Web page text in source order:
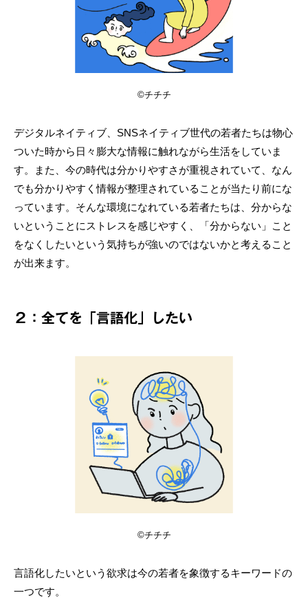
©チチチ
デジタルネイティブ、SNSネイティブ世代の若者たちは物心
ついた時から日々膨大な情報に触れながら生活をしていま
す。また、今の時代は分かりやすさが重視されていて、なん
でも分かりやすく情報が整理されていることが当たり前にな
っています。そんな環境になれている若者たちは、分からな
いということにストレスを感じやすく、「分からない」こと
をなくしたいという気持ちが強いのではないかと考えること
が出来ます。
２：全てを「言語化」したい
©チチチ
言語化したいという欲求は今の若者を象徴するキーワードの
一つです。